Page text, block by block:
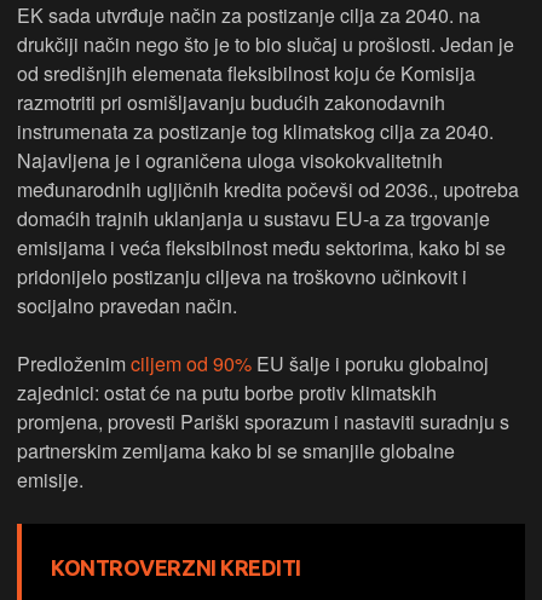
EK sada utvrđuje način za postizanje cilja za 2040. na
drukčiji način nego što je to bio slučaj u prošlosti. Jedan je
od središnjih elemenata fleksibilnost koju će Komisija
razmotriti pri osmišljavanju budućih zakonodavnih
instrumenata za postizanje tog klimatskog cilja za 2040.
Najavljena je i ograničena uloga visokokvalitetnih
međunarodnih ugljičnih kredita počevši od 2036., upotreba
domaćih trajnih uklanjanja u sustavu EU-a za trgovanje
emisijama i veća fleksibilnost među sektorima, kako bi se
pridonijelo postizanju ciljeva na troškovno učinkovit i
socijalno pravedan način.
Predloženimciljem od 90% EU šalje i poruku globalnoj
zajednici: ostat će na putu borbe protiv klimatskih
promjena, provesti Pariški sporazum i nastaviti suradnju s
partnerskim zemljama kako bi se smanjile globalne
emisije.
KONTROVERZNI KREDITI